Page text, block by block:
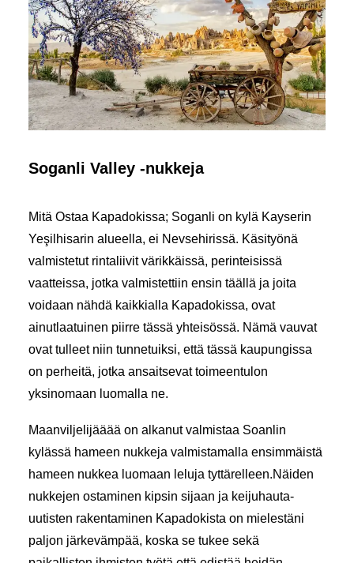
Soganli Valley -nukkeja
Mitä Ostaa Kapadokissa; Soganli on kylä Kayserin
Yeşilhisarin alueella, ei Nevsehirissä. Käsityönä
valmistetut rintaliivit värikkäissä, perinteisissä
vaatteissa, jotka valmistettiin ensin täällä ja joita
voidaan nähdä kaikkialla Kapadokissa, ovat
ainutlaatuinen piirre tässä yhteisössä. Nämä vauvat
ovat tulleet niin tunnetuiksi, että tässä kaupungissa
on perheitä, jotka ansaitsevat toimeentulon
yksinomaan luomalla ne.
Maanviljelijääää on alkanut valmistaa Soanlin
kylässä hameen nukkeja valmistamalla ensimmäistä
hameen nukkea luomaan leluja tyttärelleen.Näiden
nukkejen ostaminen kipsin sijaan ja keijuhauta-
uutisten rakentaminen Kapadokista on mielestäni
paljon järkevämpää, koska se tukee sekä